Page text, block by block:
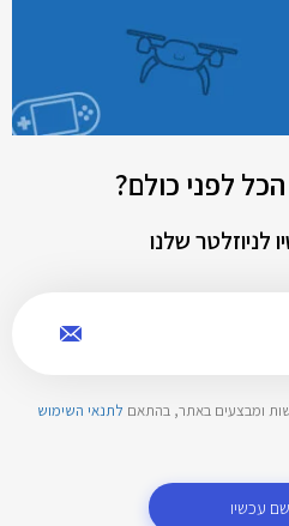
לפני כולם?
לניוזלטר שלנו
ומבצעים באתר, בהתאם לתנאי השימוש
עכשיו